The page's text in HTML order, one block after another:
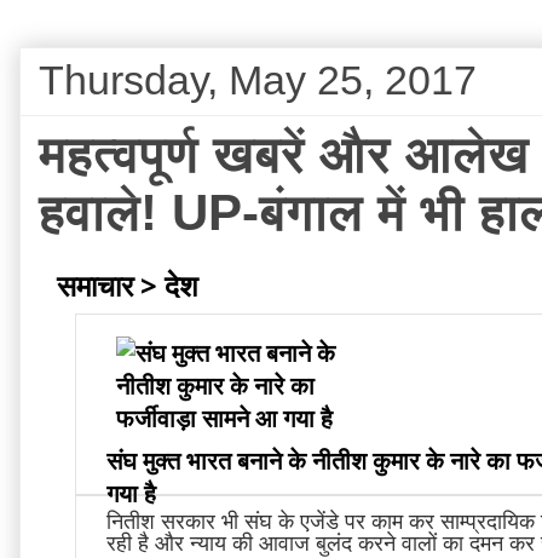
Thursday, May 25, 2017
महत्वपूर्ण खबरें और आलेख
हवाले! UP-बंगाल में भी
समाचार > देश
संघ मुक्त भारत बनाने के नीतीश कुमार के नारे का
गया है
नितीश सरकार भी संघ के एजेंडे पर काम कर साम्प्रदायिक
रही है और न्याय की आवाज बुलंद करने वालों का दमन कर